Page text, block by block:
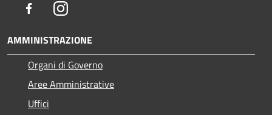
FacebookInstagram
AMMINISTRAZIONE
Organi di Governo
Aree Amministrative
Uffici